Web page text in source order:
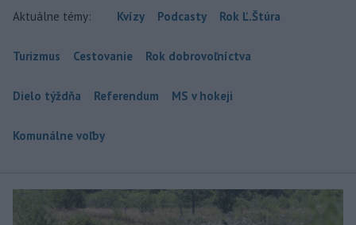
Aktuálne témy: Kvízy Podcasty Rok Ľ.Štúra
Turizmus Cestovanie Rok dobrovoľníctva
Dielo týždňa Referendum MS v hokeji
Komunálne voľby